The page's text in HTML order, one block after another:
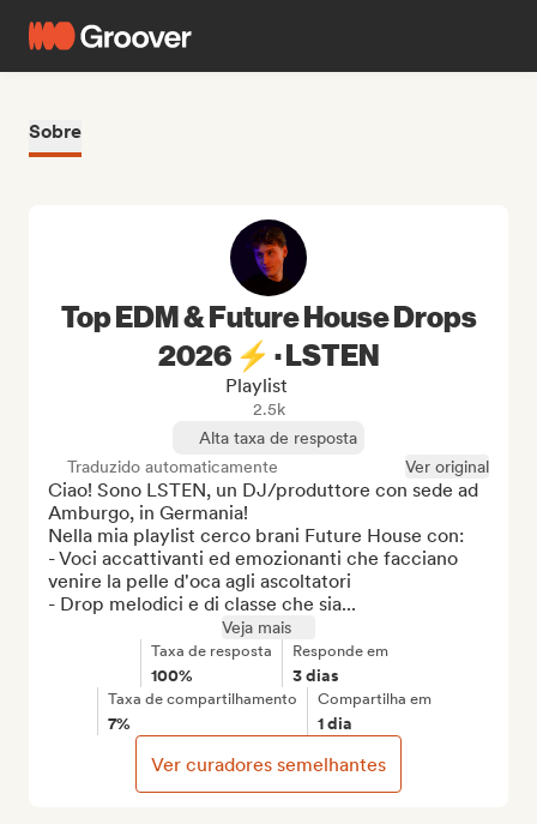
Sobre
Top EDM & Future House Drops
2026 ⚡️ · LSTEN
Playlist
2.5k
Alta taxa de resposta
Traduzido automaticamente
Ver original
Ciao! Sono LSTEN, un DJ/produttore con sede ad
Amburgo, in Germania!
Nella mia playlist cerco brani Future House con:
- Voci accattivanti ed emozionanti che facciano
venire la pelle d'oca agli ascoltatori
- Drop melodici e di classe che sia...
Veja mais
Taxa de resposta
100%
Responde em
3 dias
Taxa de compartilhamento
7%
Compartilha em
1 dia
Ver curadores semelhantes